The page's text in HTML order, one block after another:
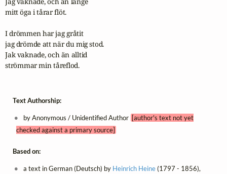
mitt öga i tårar flöt.
I drömmen har jag gråtit
jag drömde att när du mig stod.
Jak vaknade, och än alltid
strömmar min tåreflod.
Text Authorship:
by Anonymous / Unidentified Author [author's text not yet
checked against a primary source]
Based on:
a text in German (Deutsch) by Heinrich Heine(1797 - 1856),